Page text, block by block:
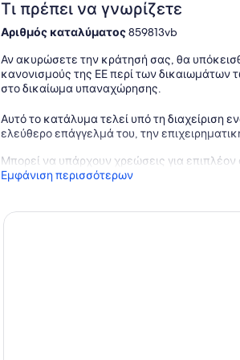
Τι πρέπει να γνωρίζετε
Αριθμός καταλύματος859813vb
Αν ακυρώσετε την κράτησή σας, θα
κανονισμούς της ΕΕ περί των
στο δικαίωμα υπαναχώρησης.
Αυτό το κατάλυμα τελεί υπό τη διαχείριση
ελεύθερο επάγγελμά του, την
Μπορεί να υπάρχουν χρεώσεις για
Εμφάνιση περισσότερων